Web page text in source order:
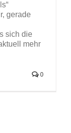
gerade
sich die
mehr
0